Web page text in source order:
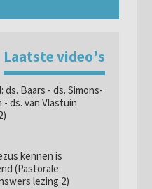
Laatste video's
ds. Baars - ds. Simons-
ds. van Vlastuin
kennen is
(Pastorale
lezing 2)